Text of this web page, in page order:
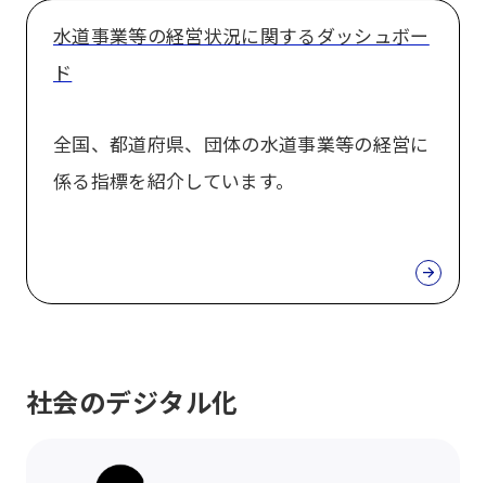
水道事業等の経営状況に関するダッシュボー
ド
全国、都道府県、団体の水道事業等の経営に
係る指標を紹介しています。
社会のデジタル化